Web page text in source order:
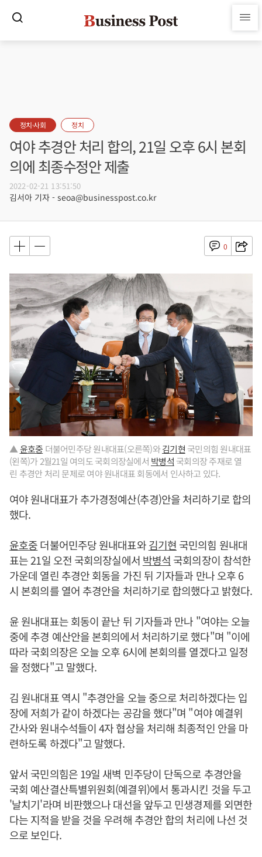
정치·사회 정치
여야 추경안 처리 합의, 21일 오후 6시 본회
의에 최종수정안 제출
2022-02-21 13:51:50
김서아 기자 - seoa@businesspost.co.kr
0
▲윤호중 더불어민주당 원내대표(오른쪽)와김기현 국민의힘 원내대표
(왼쪽)가 2월21일 여의도 국회의장실에서 박병석 국회의장 주재로 열
린 추경안 처리 문제로 여야 원내대표 회동에서 인사하고 있다.
여야 원내대표가 추가경정예산(추경)안을 처리하기로 합의
했다.
윤호중더불어민주당 원내대표와김기현 국민의힘 원내대
표는 21일 오전 국회의장실에서 박병석 국회의장이 참석한
가운데 열린 추경안 회동을 가진 뒤 기자들과 만나 오후 6
시 본회의를 열어 추경안을 처리하기로 합의했다고 밝혔다.
윤 원내대표는 회동이 끝난 뒤 기자들과 만나 "여야는 오늘
중에 추경 예산안을 본회의에서 처리하기로 했다"며 "이에
따라 국회의장은 오늘 오후 6시에 본회의를 열겠다고 일정
을 정했다"고 말했다.
김 원내대표 역시 "추경안을 오늘 중으로 처리하겠다는 입
장에 저희가 같이 하겠다는 공감을 했다"며 "여야 예결위
간사와 원내수석들이 4자 협상을 처리해 최종적인 안을 마
련하도록 하겠다"고 말했다.
앞서 국민의힘은 19일 새벽 민주당이 단독으로 추경안을
국회 예산결산특별위원회(예결위)에서 통과시킨 것을 두고
'날치기'라며 비판했으나 대선을 앞두고 민생경제를 외면한
다는 지적을 받을 것을 우려해 추경안 합의 처리에 나선 것
으로 보인다.